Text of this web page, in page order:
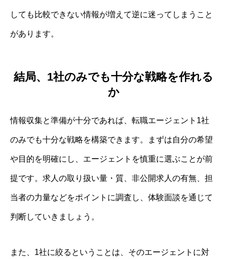
しても比較できない情報が増えて逆に迷ってしまうこと
があります。
結局、1社のみでも十分な戦略を作れる
か
情報収集と準備が十分であれば、転職エージェント1社
のみでも十分な戦略を構築できます。まずは自分の希望
や目的を明確にし、エージェントを慎重に選ぶことが前
提です。求人の取り扱い量・質、非公開求人の有無、担
当者の力量などをポイントに調査し、体験面談を通じて
判断していきましょう。
また、1社に絞るということは、そのエージェントに対